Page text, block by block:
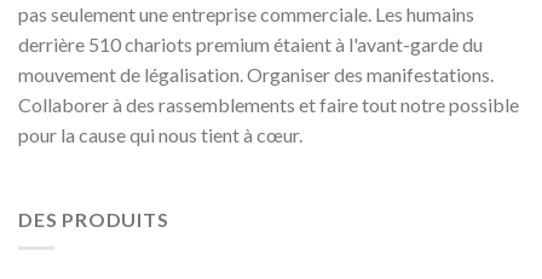
pas seulement une entreprise commerciale. Les humains
derrière 510 chariots premium étaient à l'avant-garde du
mouvement de légalisation. Organiser des manifestations.
Collaborer à des rassemblements et faire tout notre possible
pour la cause qui nous tient à cœur.
DES PRODUITS